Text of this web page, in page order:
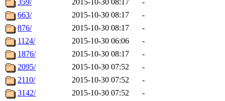
359/
2015-10-30 08:17
-
663/
2015-10-30 08:17
-
876/
2015-10-30 08:17
-
1124/
2015-10-30 06:06
-
1876/
2015-10-30 08:17
-
2095/
2015-10-30 07:52
-
2110/
2015-10-30 07:52
-
3142/
2015-10-30 07:52
-